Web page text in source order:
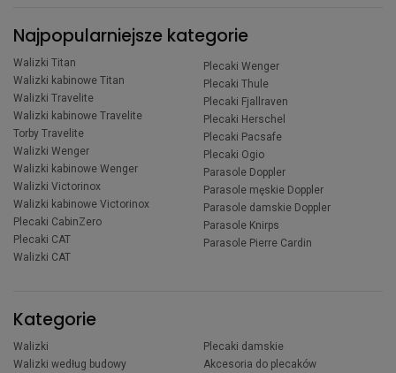
Najpopularniejsze kategorie
Walizki Titan
Walizki kabinowe Titan
Walizki Travelite
Walizki kabinowe Travelite
Torby Travelite
Walizki Wenger
Walizki kabinowe Wenger
Walizki Victorinox
Walizki kabinowe Victorinox
Plecaki CabinZero
Plecaki CAT
Walizki CAT
Plecaki Wenger
Plecaki Thule
Plecaki Fjallraven
Plecaki Herschel
Plecaki Pacsafe
Plecaki Ogio
Parasole Doppler
Parasole męskie Doppler
Parasole damskie Doppler
Parasole Knirps
Parasole Pierre Cardin
Kategorie
Walizki
Walizki według budowy
Plecaki damskie
Akcesoria do plecaków